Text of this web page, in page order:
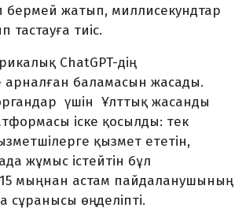
бермей жатып, миллисекундтар
тастауға тиіс.
ChatGPT-дің
арналған баламасын жасады.
үшін Ұлттық жасанды
іске қосылды: тек
қызмет ететін,
жұмыс істейтін бұл
мыңнан астам пайдаланушының
сұранысы өңделіпті.